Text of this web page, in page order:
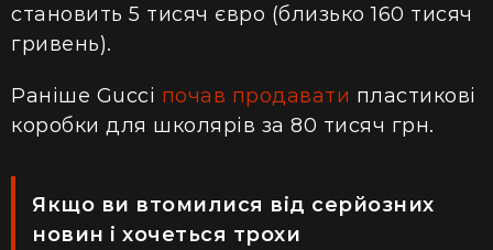
становить 5 тисяч євро (близько 160 тисяч
гривень).
Раніше Gucci почав продавати пластикові
коробки для школярів за 80 тисяч грн.
Якщо ви втомилися від серйозних
новин і хочеться трохи